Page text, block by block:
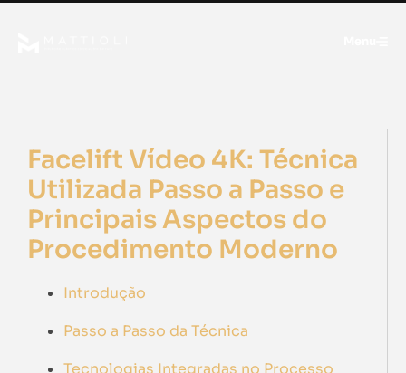
Facelift Vídeo 4K: Técnica
Utilizada Passo a Passo e
Principais Aspectos do
Procedimento Moderno
Introdução
Passo a Passo da Técnica
Tecnologias Integradas no Processo